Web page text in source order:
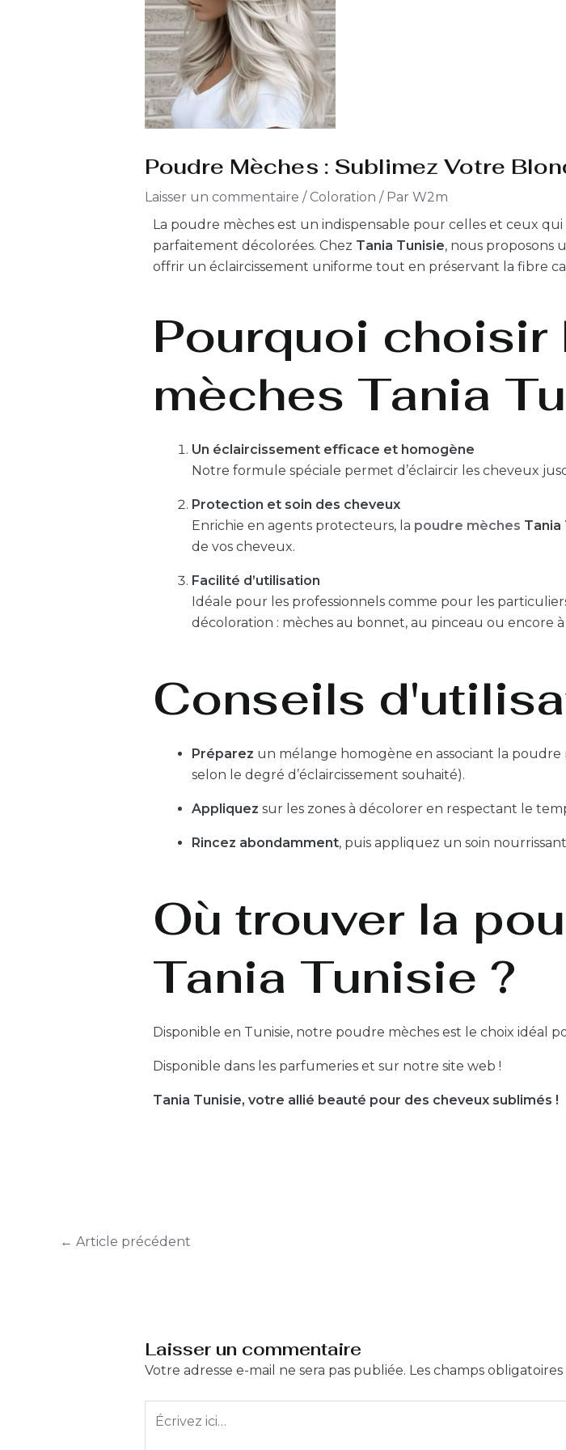
Poudre Mèches : Sublimez Votre
Laisser un commentaire / Coloration / Par W2m
La poudre mèches est un indispensable pour celles et ceux
parfaitement décolorées. Chez Tania Tunisie, nous proposons
offrir un éclaircissement uniforme tout en préservant la fibre
Pourquoi choisir
mèches Tania
Un éclaircissement efficace et homogène
Notre formule spéciale permet d’éclaircir les cheveux
Protection et soin des cheveux
Enrichie en agents protecteurs, la poudre mèches Tania
de vos cheveux.
Facilité d’utilisation
Idéale pour les professionnels comme pour les
décoloration : mèches au bonnet, au pinceau ou encore
Conseils
Préparez un mélange homogène en associant la
selon le degré d’éclaircissement souhaité).
Appliquez sur les zones à décolorer en respectant le
Rincez abondamment, puis appliquez un soin
Où trouver la
Tania Tunisie ?
Disponible en Tunisie, notre poudre mèches est le choix idéal
Disponible dans les parfumeries et sur notre site web !
Tania Tunisie, votre allié beauté pour des cheveux sublimés !
← Article précédent
Laisser un commentaire
Votre adresse e-mail ne sera pas publiée. Les champs
ici…